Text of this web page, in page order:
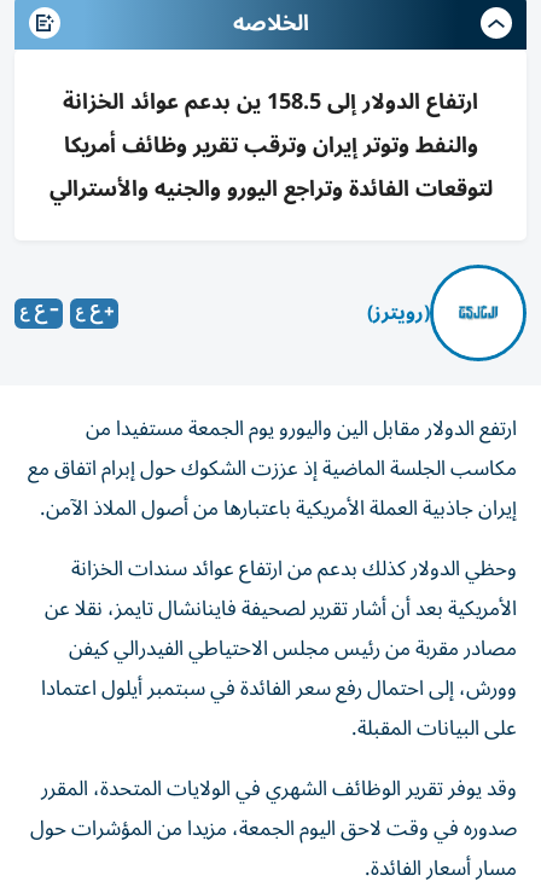
الخلاصه
ارتفاع الدولار إلى 158.5 ين بدعم عوائد الخزانة
والنفط وتوتر إيران وترقب تقرير وظائف أمريكا
لتوقعات الفائدة وتراجع اليورو والجنيه والأسترالي
(رويترز)
ارتفع الدولار مقابل الين واليورو يوم الجمعة مستفيدا من
مكاسب الجلسة الماضية إذ عززت الشكوك حول إبرام اتفاق مع
إيران جاذبية العملة الأمريكية باعتبارها من أصول الملاذ ‌الآمن.
وحظي الدولار كذلك بدعم من ارتفاع عوائد سندات الخزانة
الأمريكية بعد أن أشار ​تقرير لصحيفة ⁠فاينانشال تايمز، نقلا عن
مصادر مقربة من رئيس مجلس الاحتياطي الفيدرالي كيفن
وورش، إلى احتمال رفع ‌سعر الفائدة في سبتمبر أيلول اعتمادا
على البيانات المقبلة.
وقد يوفر تقرير الوظائف الشهري في الولايات المتحدة، المقرر
صدوره في وقت لاحق اليوم الجمعة، مزيدا من المؤشرات حول
مسار ‌أسعار الفائدة.